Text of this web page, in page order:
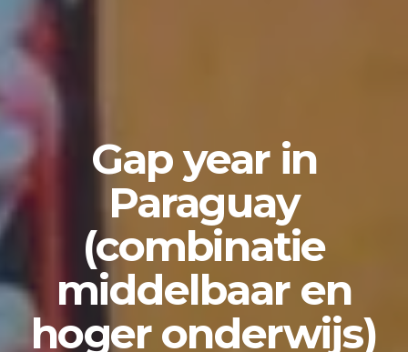
Gap year in
Paraguay
(combinatie
middelbaar en
hoger onderwijs)